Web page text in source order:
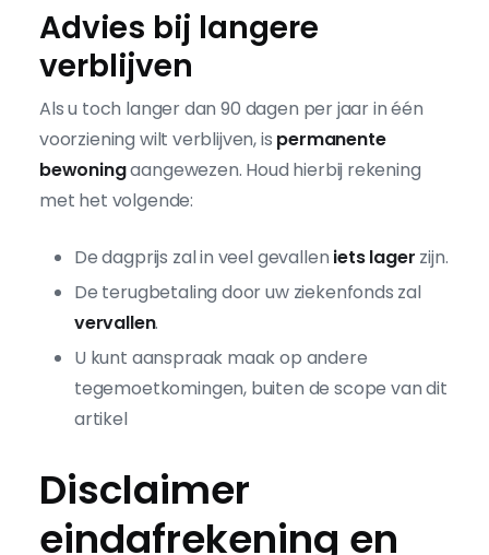
Advies bij langere
verblijven
Als u toch langer dan 90 dagen per jaar in één
voorziening wilt verblijven, is permanente
bewoningaangewezen. Houd hierbij rekening
met het volgende:
De dagprijs zal in veel gevallen iets lager zijn.
De terugbetaling door uw ziekenfonds zal
vervallen.
U kunt aanspraak maak op andere
tegemoetkomingen, buiten de scope van dit
artikel
Disclaimer
eindafrekening en